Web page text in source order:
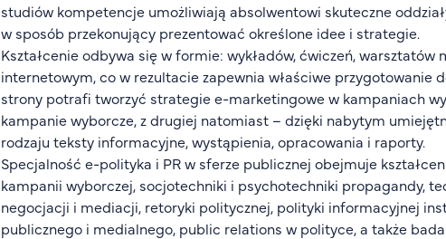
studiów kompetencje umożliwiają absolwentowi skuteczne
w sposób przekonujący prezentować określone idee i strategie.
Kształcenie odbywa się w formie: wykładów, ćwiczeń,
internetowym, co w rezultacie zapewnia właściwe przygotowanie
strony potrafi tworzyć strategie e-marketingowe w kampaniach
kampanie wyborcze, z drugiej natomiast – dzięki nabytym
rodzaju teksty informacyjne, wystąpienia, opracowania i raporty.
Specjalność e-polityka i PR w sferze publicznej obejmuje
kampanii wyborczej, socjotechniki i psychotechniki propagandy,
negocjacji i mediacji, retoryki politycznej, polityki informacyjnej
publicznego i medialnego, public relations w polityce, a także